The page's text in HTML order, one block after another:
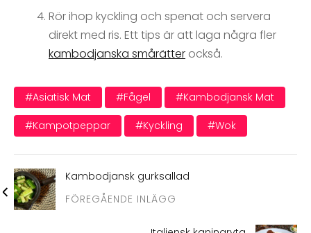
Rör ihop kyckling och spenat och servera
direkt med ris. Ett tips är att laga några fler
kambodjanska smårätter också.
#asiatisk Mat #fågel #kambodjansk Mat
#kampotpeppar #kyckling #wok
Kambodjansk gurksallad
FÖREGÅENDE INLÄGG